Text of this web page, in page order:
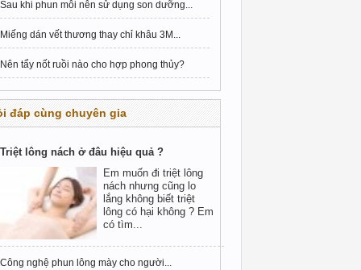
Sau khi phun môi nên sử dụng son dưỡng...
Miếng dán vết thương thay chỉ khâu 3M...
Nên tẩy nốt ruồi nào cho hợp phong thủy?
đáp cùng chuyên gia
Triệt lông nách ở đâu hiệu quả ?
Em muốn đi triệt lông
nách nhưng cũng lo
lắng không biết triệt
lông có hại không ? Em
có tìm...
Công nghệ phun lông mày cho người...